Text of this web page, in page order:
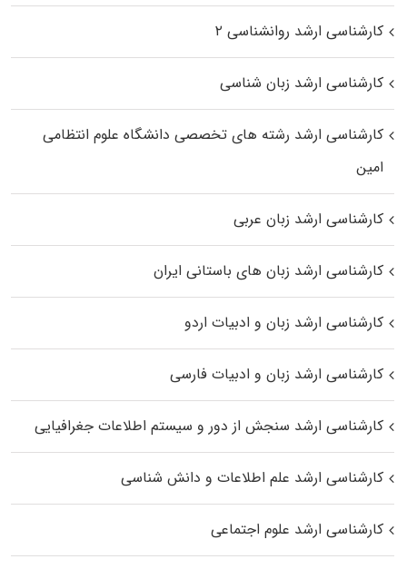
کارشناسی ارشد روانشناسی ۲
کارشناسی ارشد زبان شناسی
کارشناسی ارشد رﺷﺘﻪ ﻫﺎی تخصصی داﻧﺸﮕﺎه ﻋﻠﻮم انتظامی
اﻣﻴﻦ
کارشناسی ارشد زبان عربی
کارشناسی ارشد زبان‌ های باستانی ایران
کارشناسی ارشد زبان و ادبیات اردو
کارشناسی ارشد زبان و ادبیات فارسی
کارشناسی ارشد سنجش از دور و سیستم اطلاعات جغرافیایی
کارشناسی ارشد علم اطلاعات و دانش شناسی
کارشناسی ارشد علوم اجتماعی